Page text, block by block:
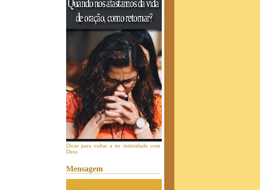
Dicas para voltar a ter intimidade com
Deus
Mensagem